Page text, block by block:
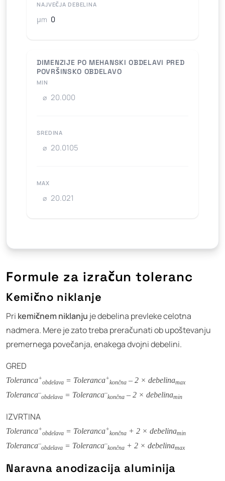
NAJVEČJA DEBELINA
μm
DIMENZIJE PO MEHANSKI OBDELAVI PRED
POVRŠINSKO OBDELAVO
MIN
⌀
SREDINA
⌀
MAX
⌀
Formule za izračun toleranc
Kemično niklanje
Pri kemičnem niklanju je debelina prevleke celotna
nadmera. Mere je zato treba preračunati ob upoštevanju
premernega povečanja, enakega dvojni debelini.
GRED
Toleranca+
obdelava = Toleranca+
končna – 2 × debelinamax
Toleranca–
obdelava = Toleranca–
končna – 2 × debelinamin
IZVRTINA
Toleranca+
obdelava = Toleranca+
končna + 2 × debelinamin
Toleranca–
obdelava = Toleranca–
končna + 2 × debelinamax
Naravna anodizacija aluminija